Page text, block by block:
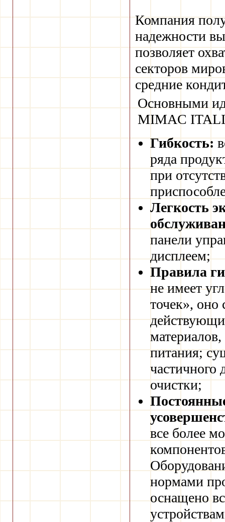
Компания
надежности
позволяет
секторов
средние
Основными
MIMAC
Гибкость:
ряда
при
Легкость
панели
дисплеем;
Правила
не имеет
точек», оно
питания;
частичного
очистки;
все более
нормами
оснащено